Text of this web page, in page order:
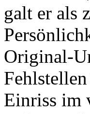
galt er als
Original-
Einriss im